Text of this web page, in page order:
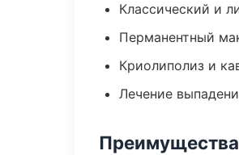
Классический и
Перманентный
Криолиполиз и
Лечение